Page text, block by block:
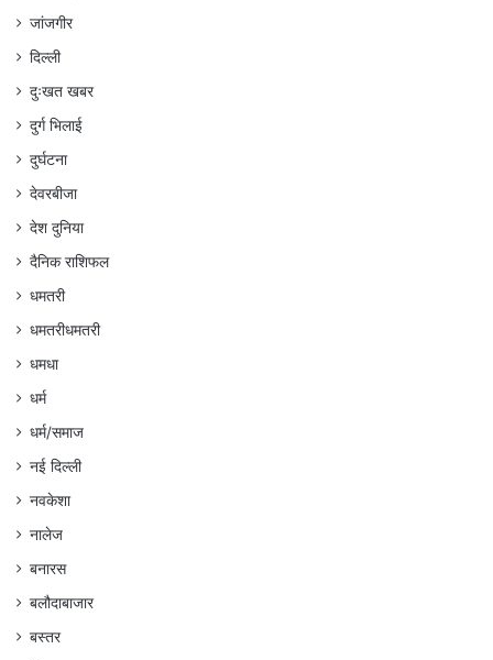
जांजगीर
दिल्ली
दुःखत खबर
दुर्ग भिलाई
दुर्घटना
देवरबीजा
देश दुनिया
दैनिक राशिफल
धमतरी
धमतरीधमतरी
धमधा
धर्म
धर्म/समाज
नई दिल्ली
नवकेशा
नालेज
बनारस
बलौदाबाजार
बस्तर